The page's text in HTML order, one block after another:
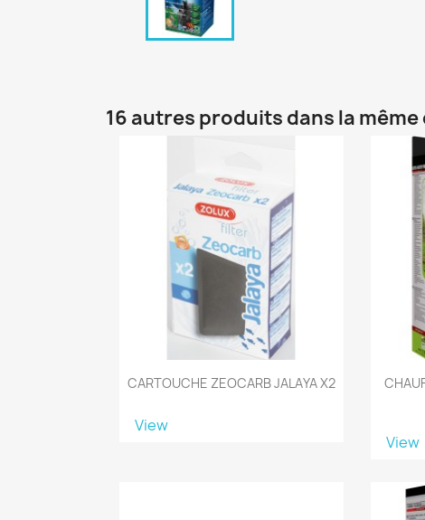
16 autres produits dans la
CARTOUCHE ZEOCARB JALAYA X2
View
View